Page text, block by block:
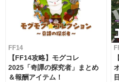
FF14
【FF14攻略】モグコレ
2025「奇譚の探究者」まとめ
＆報酬アイテム！